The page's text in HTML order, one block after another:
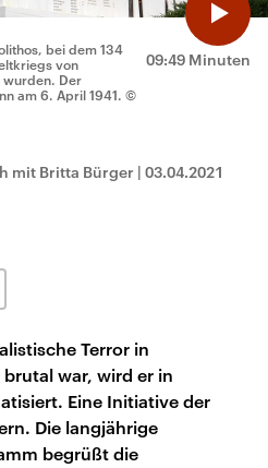
09:49 Minuten
bei dem 134
von
wurden. Der
am 6. April 1941. ©
mit Britta Bürger | 03.04.2021
Terror in
war, wird er in
Eine Initiative der
Die langjährige
begrüßt die